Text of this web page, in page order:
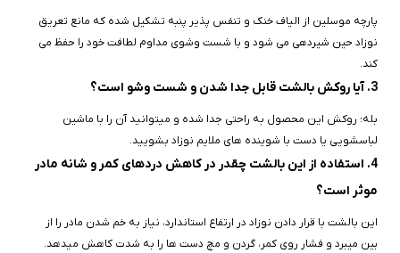
پارچه موسلین از الیاف خنک و تنفس‌ پذیر پنبه تشکیل شده که مانع تعریق
نوزاد حین شیردهی می‌ شود و با شست‌ وشوی مداوم لطافت خود را حفظ می‌
کند.
3. آیا روکش بالشت قابل جدا شدن و شست‌ وشو است؟
بله؛ روکش این محصول به راحتی جدا شده و میتوانید آن را با ماشین
لباسشویی یا دست با شوینده‌ های ملایم نوزاد بشویید.
4. استفاده از این بالشت چقدر در کاهش دردهای کمر و شانه مادر
موثر است؟
این بالشت با قرار دادن نوزاد در ارتفاع استاندارد، نیاز به خم شدن مادر را از
بین میبرد و فشار روی کمر، گردن و مچ دست‌ ها را به شدت کاهش میدهد.